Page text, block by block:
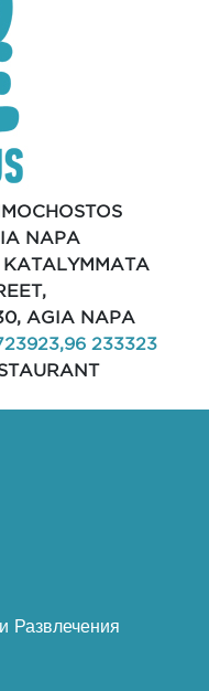
NAPA
KATALYMMATA
AGIA NAPA
233323
Развлечения